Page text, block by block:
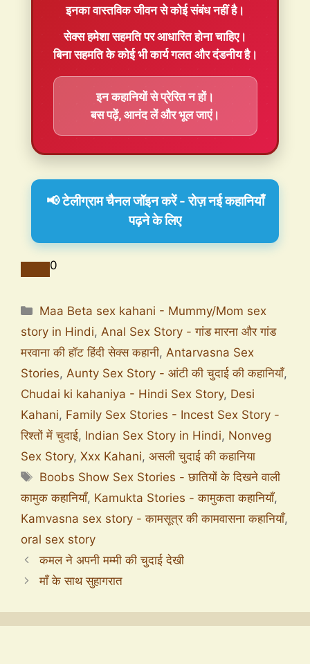
इनका वास्तविक जीवन से कोई संबंध नहीं है।
सेक्स हमेशासहमतिपर आधारित होना चाहिए।
बिना सहमति के कोई भी कार्य गलत और दंडनीय है।
इन कहानियों से प्रेरित न हों।
बस पढ़ें, आनंद लें और भूल जाएं।
📢 टेलीग्राम चैनल जॉइन करें - रोज़ नई कहानियाँ
पढ़ने के लिए
0
Maa Beta sex kahani - Mummy/Mom sex
story in Hindi, Anal Sex Story - गांड मारना और गांड
मरवाना की हॉट हिंदी सेक्स कहानी, Antarvasna Sex
Stories, Aunty Sex Story - आंटी की चुदाई की कहानियाँ,
Chudai ki kahaniya - Hindi Sex Story, Desi
Kahani, Family Sex Stories - Incest Sex Story -
रिश्तों में चुदाई, Indian Sex Story in Hindi, Nonveg
Sex Story, Xxx Kahani, असली चुदाई की कहानिया
Boobs Show Sex Stories - छातियों के दिखने वाली
कामुक कहानियाँ, Kamukta Stories - कामुकता कहानियाँ,
Kamvasna sex story - कामसूत्र की कामवासना कहानियाँ,
oral sex story
कमल ने अपनी मम्मी की चुदाई देखी
माँ के साथ सुहागरात